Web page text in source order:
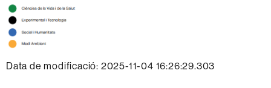
Data de modificació: 2025-11-04 16:26:29.303